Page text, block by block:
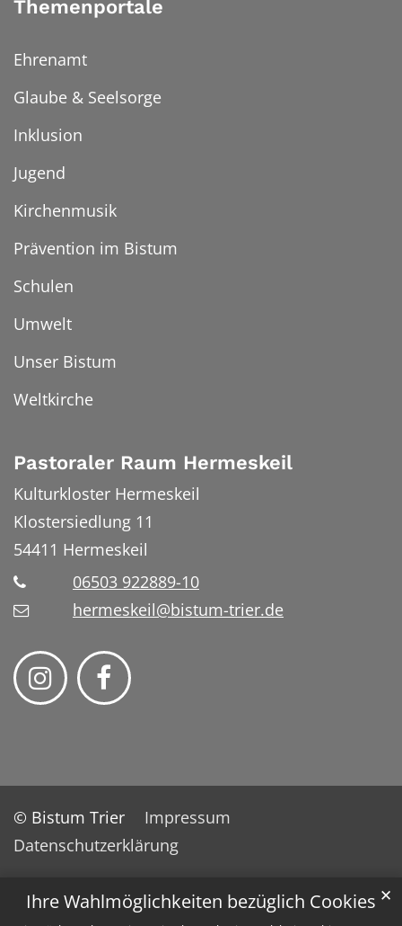
Ihre Wahlmöglichkeiten bezüglich Cookies ✕
Themenportale
Ehrenamt
Glaube & Seelsorge
Inklusion
Jugend
Kirchenmusik
Prävention im Bistum
Schulen
Umwelt
Unser Bistum
Weltkirche
Pastoraler Raum Hermeskeil
Kulturkloster Hermeskeil
Klostersiedlung 11
54411 Hermeskeil
06503 922889-10
hermeskeil@bistum-trier.de
© Bistum Trier
Impressum
Datenschutzerklärung